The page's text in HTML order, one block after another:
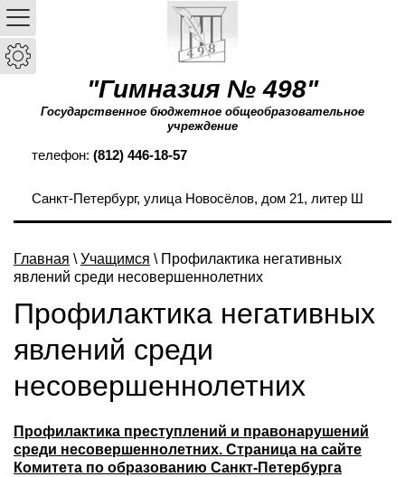
"Гимназия № 498"
Государственное бюджетное общеобразовательное
учреждение
телефон: (812) 446-18-57
Санкт-Петербург, улица Новосёлов, дом 21, литер Ш
Главная \ Учащимся \ Профилактика негативных
явлений среди несовершеннолетних
Профилактика негативных
явлений среди
несовершеннолетних
Профилактика преступлений и правонарушений
среди несовершеннолетних. Страница на сайте
Комитета по образованию Санкт-Петербурга